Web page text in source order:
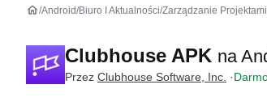
Android Biuro I Aktualności Zarządzanie Projektami
Clubhouse APK na
Przez Clubhouse Software, Inc.